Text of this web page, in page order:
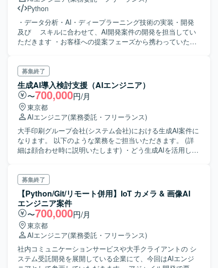
Python
・データ分析・AI・ディープラーニング技術の実装・開発
及び スキルに合わせて、AI開発案件の開発を担当してい
ただきます ・お客様への提案フェーズから携わっていただ
募集終了
生成AI導入検討支援（AIエンジニア）
〜700,000円/月
東京都
AIエンジニア(業務委託・フリーランス)
大手印刷グループ会社(システム会社)における生成AI案件に
なります。 以下のような業務をご担当いただきます。 (詳
細は顔合わせ時に説明いたします) ・どう生成AIを活用して
も、顧客とのコミュニケーションがきちんと取れる方にな
ります。
募集終了
【Python/Git/リモート併用】IoT カメラ & 画像AI
エンジニア案件
〜700,000円/月
東京都
AIエンジニア(業務委託・フリーランス)
社内コミュニケーションサービスや大手クライアントの シ
ステム受託開発を展開している企業にて、今回はAIエンジ